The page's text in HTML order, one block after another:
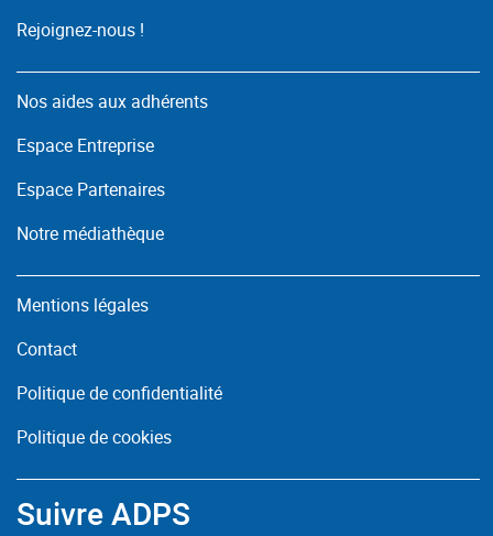
Rejoignez-nous !
Nos aides aux adhérents
Espace Entreprise
Espace Partenaires
Notre médiathèque
Mentions légales
Contact
Politique de confidentialité
Politique de cookies
Suivre ADPS